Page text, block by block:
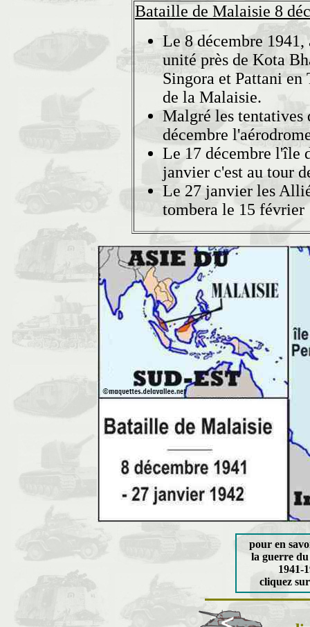
Bataille de Malaisie 8
Le 8 décembre
unité près de Kota
Singora et Pattani
de la Malaisie.
Malgré les tentatives
décembre
Le 17 décembre l'île
janvier c'est au tour
Le 27 janvier les
tombera le 15 février
pour en
la guerre
1941-
cliquez